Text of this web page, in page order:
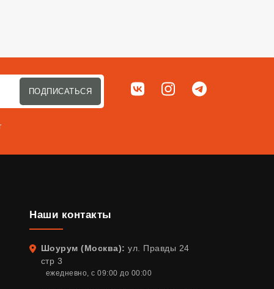
ПОДПИСАТЬСЯ Мы в соц. сетях
ВКонтактеInstagramTelegram
Наши контакты
Адрес
Шоурум (Москва): ул. Правды 24
стр 3
ежедневно, с 09:00 до 00:00